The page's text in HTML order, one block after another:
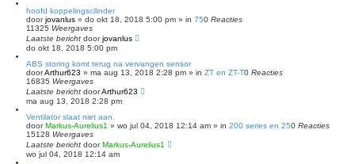
hoofd koppelingscilinder
doorjovanlus » do okt 18, 2018 5:00 pm » in 750 Reacties
11325 Weergaves
Laatste bericht doorjovanlus
do okt 18, 2018 5:00 pm
ABS storing komt terug na vervangen sensor
doorArthur623 » ma aug 13, 2018 2:28 pm » in ZT en ZT-T0 Reacties
16835 Weergaves
Laatste bericht doorArthur623
ma aug 13, 2018 2:28 pm
Ventilator slaat niet aan.
doorMarkus-Aurelius1 » wo jul 04, 2018 12:14 am » in 200 series en 250 Reacties
15128 Weergaves
Laatste bericht doorMarkus-Aurelius1
wo jul 04, 2018 12:14 am